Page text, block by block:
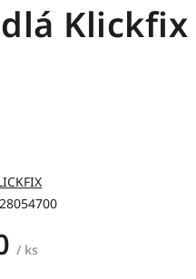
Klickfix
/ ks